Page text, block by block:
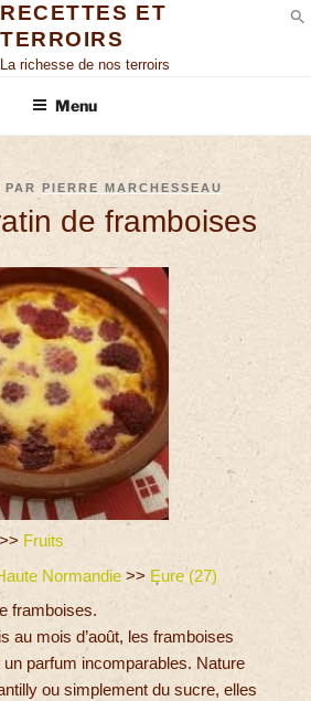
RECETTES ET
TERROIRS
La richesse de nos terroirs
Menu
PAR PIERRE MARCHESSEAU
de framboises
>> Fruits
Normandie >> Eure (27)
framboises.
au mois d’août, les framboises
parfum incomparables. Nature
ou simplement du sucre, elles